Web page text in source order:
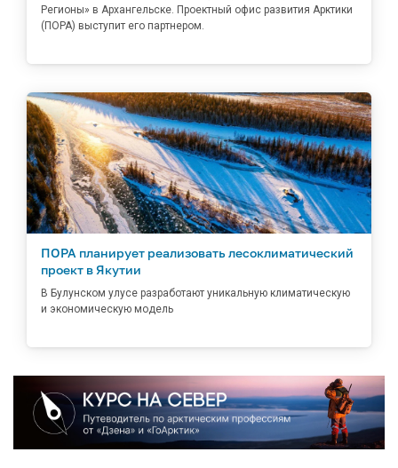
Регионы» в Архангельске. Проектный офис развития Арктики
(ПОРА) выступит его партнером.
ПОРА планирует реализовать лесоклиматический
проект в Якутии
В Булунском улусе разработают уникальную климатическую
и экономическую модель